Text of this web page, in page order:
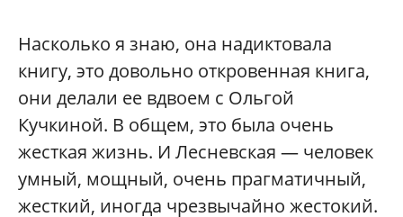
Насколько я знаю, она надиктовала
книгу, это довольно откровенная книга,
они делали ее вдвоем с Ольгой
Кучкиной. В общем, это была очень
жесткая жизнь. И Лесневская — человек
умный, мощный, очень прагматичный,
жесткий, иногда чрезвычайно жестокий.